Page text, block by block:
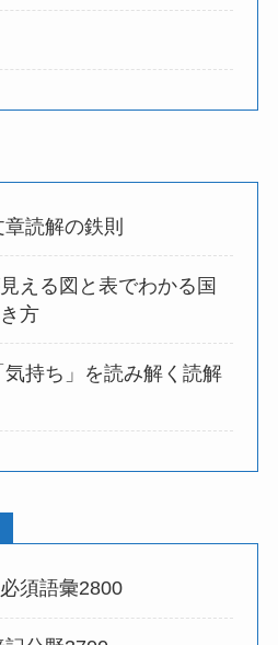
読解の鉄則
える図と表でわかる国
方
持ち」を読み解く読解
須語彙2800